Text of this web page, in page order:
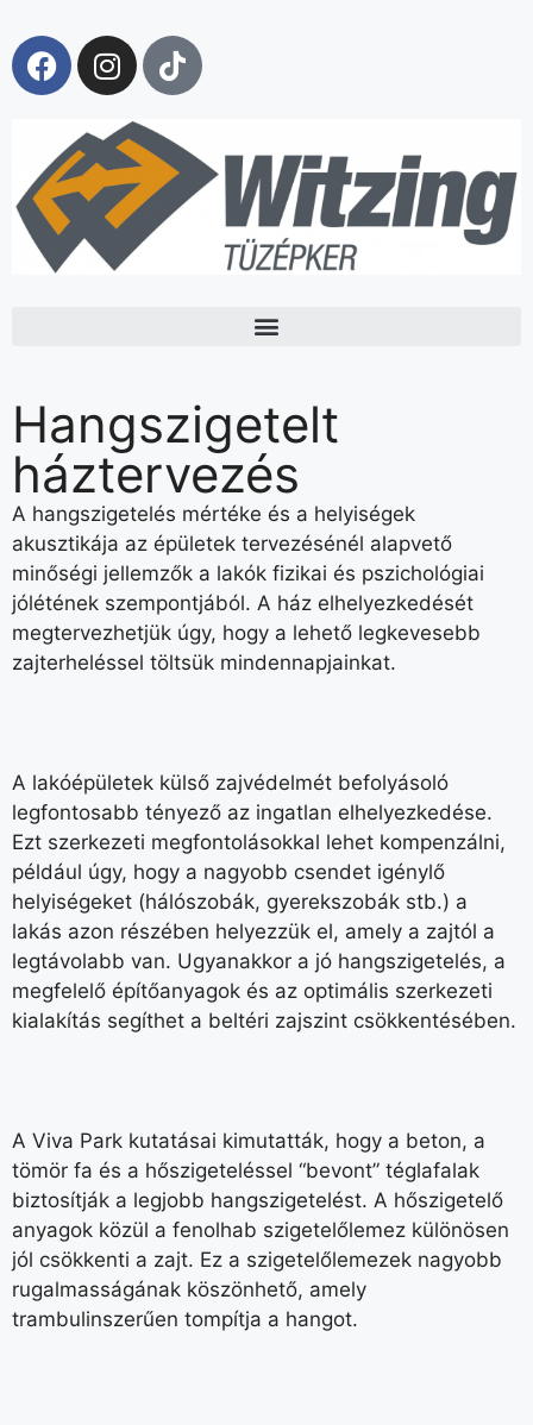
Hangszigetelt
háztervezés
A hangszigetelés mértéke és a helyiségek
akusztikája az épületek tervezésénél alapvető
minőségi jellemzők a lakók fizikai és pszichológiai
jólétének szempontjából. A ház elhelyezkedését
megtervezhetjük úgy, hogy a lehető legkevesebb
zajterheléssel töltsük mindennapjainkat.
A lakóépületek külső zajvédelmét befolyásoló
legfontosabb tényező az ingatlan elhelyezkedése.
Ezt szerkezeti megfontolásokkal lehet kompenzálni,
például úgy, hogy a nagyobb csendet igénylő
helyiségeket (hálószobák, gyerekszobák stb.) a
lakás azon részében helyezzük el, amely a zajtól a
legtávolabb van. Ugyanakkor a jó hangszigetelés, a
megfelelő építőanyagok és az optimális szerkezeti
kialakítás segíthet a beltéri zajszint csökkentésében.
A Viva Park kutatásai kimutatták, hogy a beton, a
tömör fa és a hőszigeteléssel “bevont” téglafalak
biztosítják a legjobb hangszigetelést. A hőszigetelő
anyagok közül a fenolhab szigetelőlemez különösen
jól csökkenti a zajt. Ez a szigetelőlemezek nagyobb
rugalmasságának köszönhető, amely
trambulinszerűen tompítja a hangot.